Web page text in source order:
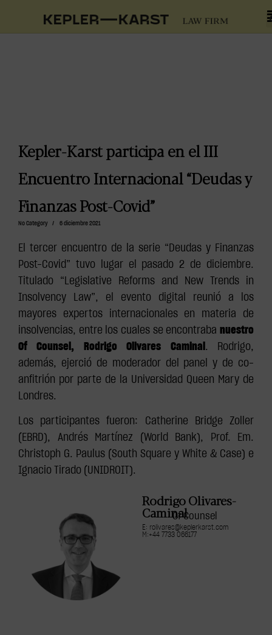
Kepler-Karst participa en el III
Encuentro Internacional “Deudas y
Finanzas Post-Covid”
No Category / 6 diciembre 2021
El tercer encuentro de la serie “Deudas y Finanzas
Post-Covid” tuvo lugar el pasado 2 de diciembre.
Titulado “Legislative Reforms and New Trends in
Insolvency Law”, el evento digital reunió a los
mayores expertos internacionales en materia de
insolvencias, entre los cuales se encontraba nuestro
Of Counsel, Rodrigo Olivares Caminal . Rodrigo,
además, ejerció de moderador del panel y de co-
anfitrión por parte de la Universidad Queen Mary de
Londres.
Los participantes fueron: Catherine Bridge Zoller
(EBRD), Andrés Martínez (World Bank), Prof. Em.
Christoph G. Paulus (South Square y White & Case) e
Ignacio Tirado (UNIDROIT).
Rodrigo Olivares-
CaminalOf Counsel
E: rolivares@keplerkarst.com
M:+44 7733 066177